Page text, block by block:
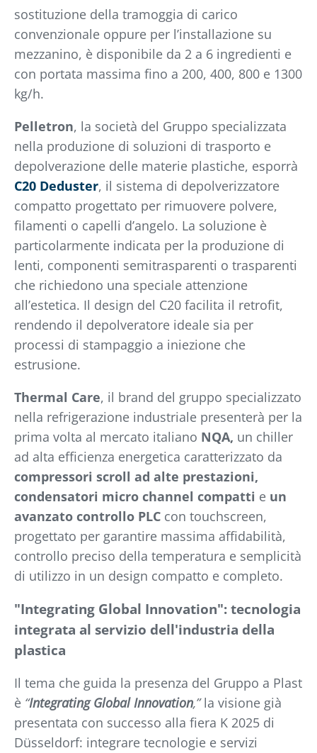
sostituzione della tramoggia di carico
convenzionale oppure per l’installazione su
mezzanino, è disponibile da 2 a 6 ingredienti e
con portata massima fino a 200, 400, 800 e 1300
kg/h.
Pelletron, la società del Gruppo specializzata
nella produzione di soluzioni di trasporto e
depolverazione delle materie plastiche, esporrà
C20 Deduster, il sistema di depolverizzatore
compatto progettato per rimuovere polvere,
filamenti o capelli d’angelo. La soluzione è
particolarmente indicata per la produzione di
lenti, componenti semitrasparenti o trasparenti
che richiedono una speciale attenzione
all’estetica. Il design del C20 facilita il retrofit,
rendendo il depolveratore ideale sia per
processi di stampaggio a iniezione che
estrusione.
Thermal Care, il brand del gruppo specializzato
nella refrigerazione industriale presenterà per la
prima volta al mercato italiano NQA, un chiller
ad alta efficienza energetica caratterizzato da
compressori scroll ad alte prestazioni,
condensatori micro channel compatti e un
avanzato controllo PLC con touchscreen,
progettato per garantire massima affidabilità,
controllo preciso della temperatura e semplicità
di utilizzo in un design compatto e completo.
"Integrating Global Innovation": tecnologia
integrata al servizio dell'industria della
plastica
Il tema che guida la presenza del Gruppo a Plast
è “Integrating Global Innovation,”la visione già
presentata con successo alla fiera K 2025 di
Düsseldorf: integrare tecnologie e servizi